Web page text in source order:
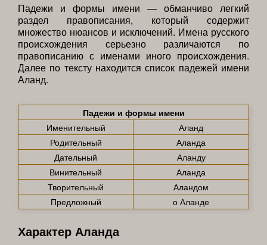
Падежи и формы имени — обманчиво легкий
раздел правописания, который содержит
множество нюансов и исключений. Имена русского
происхождения серьезно различаются по
правописанию с именами иного происхождения.
Далее по тексту находится список падежей имени
Аланд.
Падежи и формы имени
Именительный
Аланд
Родительный
Аланда
Дательный
Аланду
Винительный
Аланда
Творительный
Аландом
Предложный
о Аланде
Характер Аланда